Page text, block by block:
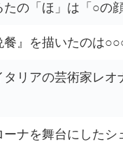
の「ほ」は「○の
』を描いたのは
タリアの芸術家レ
ーナを舞台にした